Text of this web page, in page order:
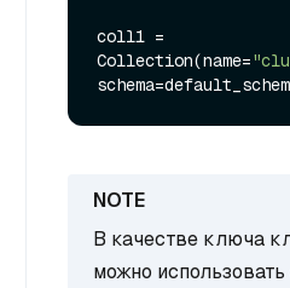
coll1 =
Collection(name=
В качестве ключа
можно